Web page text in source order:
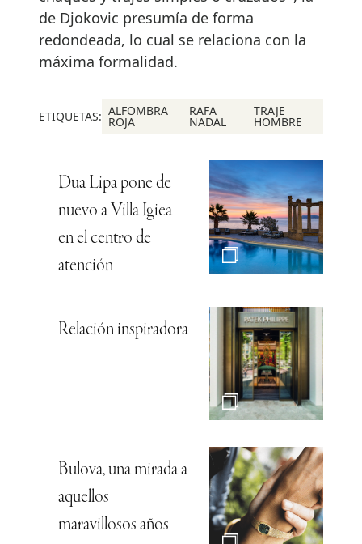
de Djokovic presumía de forma
redondeada, lo cual se relaciona con la
máxima formalidad.
ETIQUETAS: ALFOMBRA
ROJA
RAFA
NADAL
TRAJE
HOMBRE
Dua Lipa pone de
nuevo a Villa Igiea
en el centro de
atención
Relación inspiradora
Bulova, una mirada a
aquellos
maravillosos años